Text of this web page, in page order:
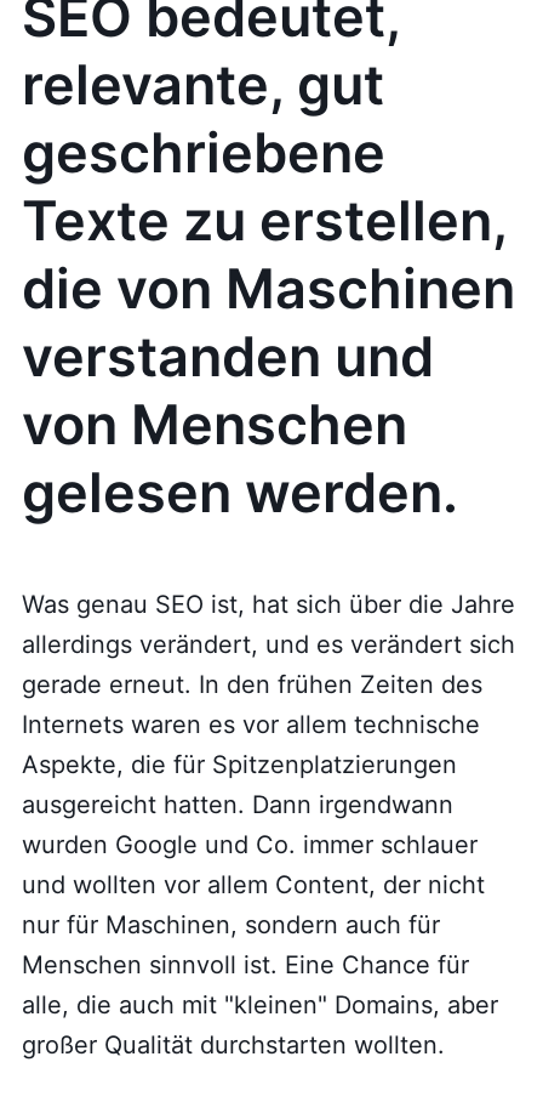
SEO bedeutet,
relevante, gut
geschriebene
Texte zu erstellen,
die von Maschinen
verstanden und
von Menschen
gelesen werden.
Was genau SEO ist, hat sich über die Jahre
allerdings verändert, und es verändert sich
gerade erneut. In den frühen Zeiten des
Internets waren es vor allem technische
Aspekte, die für Spitzenplatzierungen
ausgereicht hatten. Dann irgendwann
wurden Google und Co. immer schlauer
und wollten vor allem Content, der nicht
nur für Maschinen, sondern auch für
Menschen sinnvoll ist. Eine Chance für
alle, die auch mit "kleinen" Domains, aber
großer Qualität durchstarten wollten.